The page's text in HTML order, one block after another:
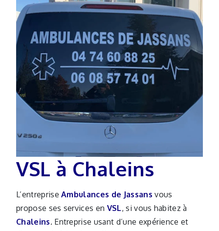
VSL à Chaleins
L’entrepriseAmbulances de Jassans vous
propose ses services en VSL, si vous habitez à
Chaleins. Entreprise usant d’une expérience et